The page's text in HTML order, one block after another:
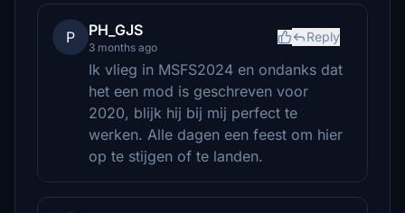
P PH_GJS
3 months ago
Reply
Ik vlieg in MSFS2024 en ondanks dat
het een mod is geschreven voor
2020, blijk hij bij mij perfect te
werken. Alle dagen een feest om hier
op te stijgen of te landen.